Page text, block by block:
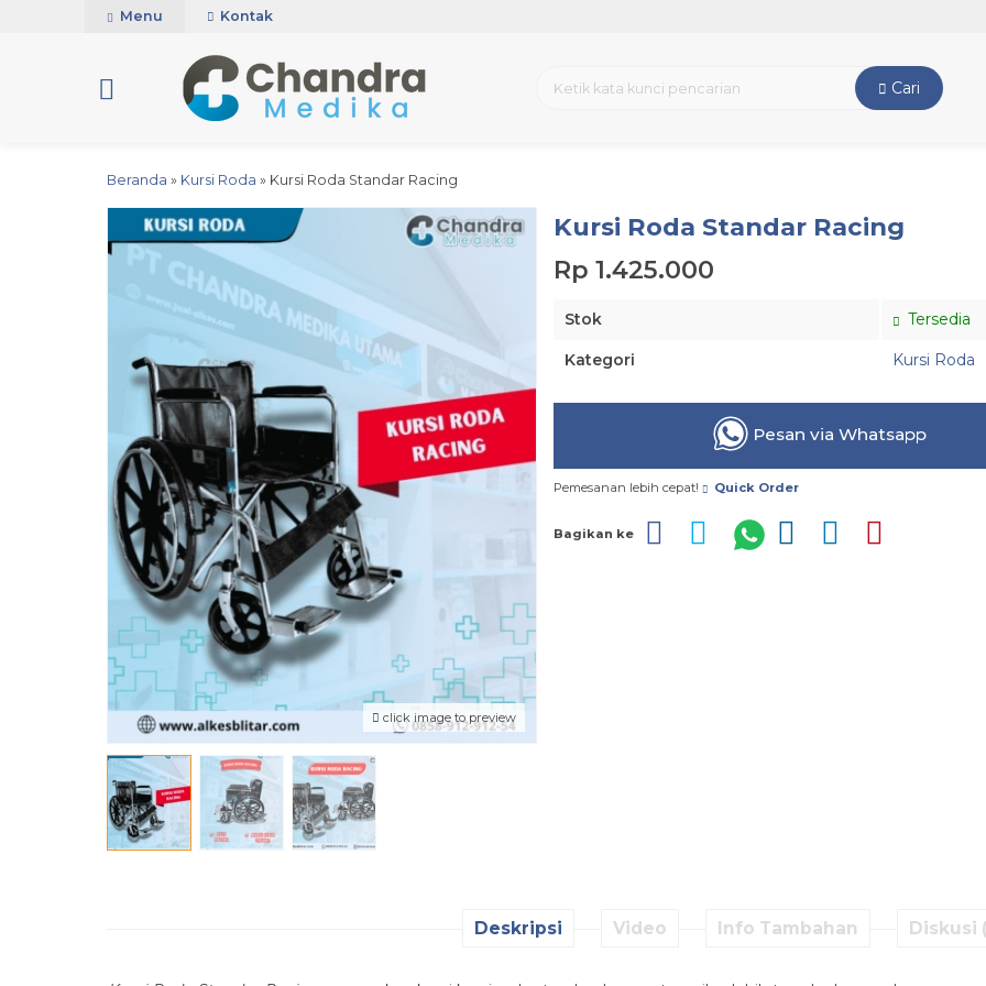
Menu Kontak
Cari
Beranda » Kursi Roda » Kursi Roda Standar Racing
click image to preview
Kursi Roda Standar Racing
Rp 1.425.000
Stok Tersedia
Kategori Kursi Roda
Pesan via Whatsapp
Pemesanan lebih cepat! Quick Order
Bagikan ke
Deskripsi Video Info Tambahan Diskusi